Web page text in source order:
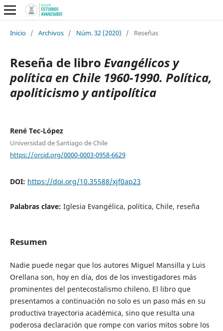
Inicio / Archivos / Núm. 32 (2020) / Reseñas
Reseña de libro Evangélicos y
política en Chile 1960-1990. Política,
apoliticismo y antipolítica
René Tec-López
Universidad de Santiago de Chile
https://orcid.org/0000-0003-0958-6629
DOI: https://doi.org/10.35588/xjf0ap23
Palabras clave: Iglesia Evangélica, política, Chile, reseña
Resumen
Nadie puede negar que los autores Miguel Mansilla y Luis
Orellana son, hoy en día, dos de los investigadores más
prominentes del pentecostalismo chileno. El libro que
presentamos a continuación no solo es un paso más en su
productiva trayectoria académica, sino que resulta una
poderosa declaración que rompe con varios mitos sobre los